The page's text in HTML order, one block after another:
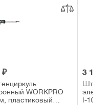
₽
WORKPRO
пластиковый
3
I-